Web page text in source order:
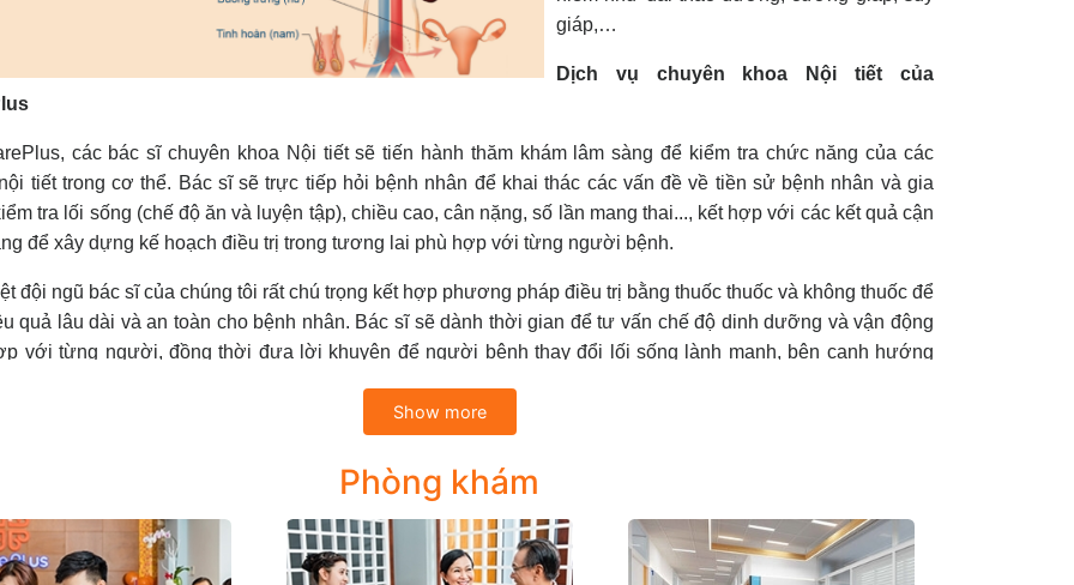
giáp,…
Dịch vụ chuyên khoa Nội tiết của
các bác sĩ chuyên khoa Nội tiết sẽ tiến hành thăm khám lâm sàng để kiểm tra chức năng của các
tiết trong cơ thể. Bác sĩ sẽ trực tiếp hỏi bệnh nhân để khai thác các vấn đề về tiền sử bệnh nhân và gia
tra lối sống (chế độ ăn và luyện tập), chiều cao, cân nặng, số lần mang thai..., kết hợp với các kết quả cận
để xây dựng kế hoạch điều trị trong tương lai phù hợp với từng người bệnh.
đội ngũ bác sĩ của chúng tôi rất chú trọng kết hợp phương pháp điều trị bằng thuốc thuốc và không thuốc để
quả lâu dài và an toàn cho bệnh nhân. Bác sĩ sẽ dành thời gian để tư vấn chế độ dinh dưỡng và vận động
với từng người, đồng thời đưa lời khuyên để người bệnh thay đổi lối sống lành mạnh, bên cạnh hướng
tôi tiếp nhận chẩn đoán và điều trị các bệnh nội tiết thường gặp như:
tư vấn, tầm soát, điều trị bệnh đái tháo đường và biến chứng đái tháo đường:
tháo đường type 1
: Là chứng rối loạn tự miễn, do cơ thể không thể sản xuất hormone insulin, chiếm
3-5% các trường hợp mắc bệnh. Không có insulin đồng nghĩa glucose sẽ không được sử dụng khiến
Show more
Phòng khám